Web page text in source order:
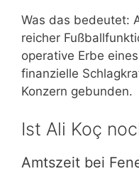
Was das bedeutet:
reicher
operative Erbe
finanzielle
Konzern gebunden.
Ist Ali Koç
Amtszeit bei